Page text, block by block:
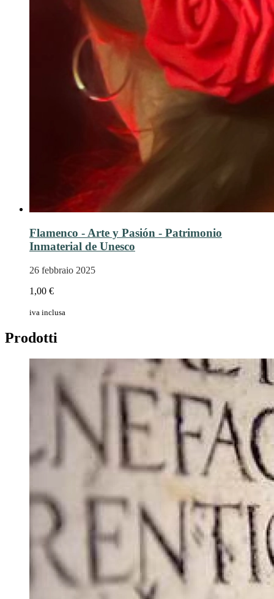
Flamenco - Arte y Pasión - Patrimonio
Inmaterial de Unesco
26 febbraio 2025
1,00 €
iva inclusa
Prodotti